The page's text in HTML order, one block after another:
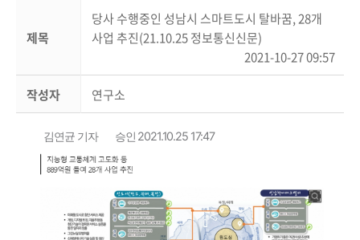
제목
당사 수행중인 성남시 스마트도시 탈바꿈, 28개
사업 추진(21.10.25 정보통신신문)
2021-10-27 09:57
작성자 연구소
김연균 기자 승인 2021.10.25 17:47